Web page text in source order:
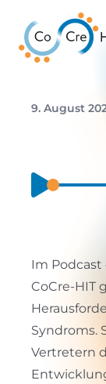
9. August
Im
CoCre-HIT
Syndroms.
Vertretern